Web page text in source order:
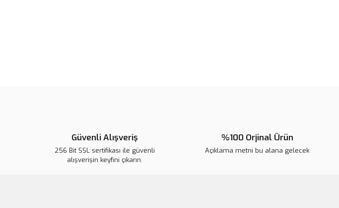
Güvenli Alışveriş
256 Bit SSL sertifikası ile güvenli
alışverişin keyfini çıkarın.
%100 Orjinal Ürün
Açıklama metni bu alana gelecek